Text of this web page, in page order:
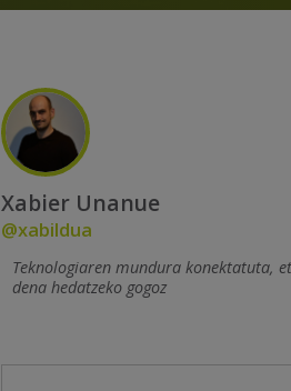
Xabier Unanue
@xabildua
Teknologiaren mundura konektatuta,
dena hedatzeko gogoz